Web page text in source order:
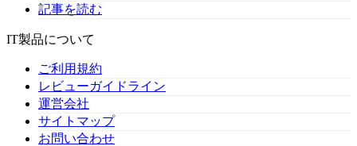
記事を読む
IT製品について
ご利用規約
レビューガイドライン
運営会社
サイトマップ
お問い合わせ